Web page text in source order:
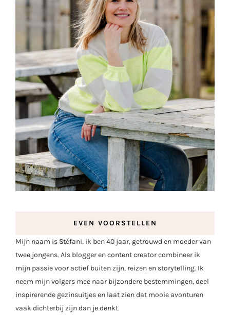
EVEN VOORSTELLEN
Mijn naam is Stéfani, ik ben 40 jaar, getrouwd en moeder van
twee jongens. Als blogger en content creator combineer ik
mijn passie voor actief buiten zijn, reizen en storytelling. Ik
neem mijn volgers mee naar bijzondere bestemmingen, deel
inspirerende gezinsuitjes en laat zien dat mooie avonturen
vaak dichterbij zijn dan je denkt.